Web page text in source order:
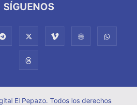
SÍGUENOS
El Pepazo. Todos los derechos